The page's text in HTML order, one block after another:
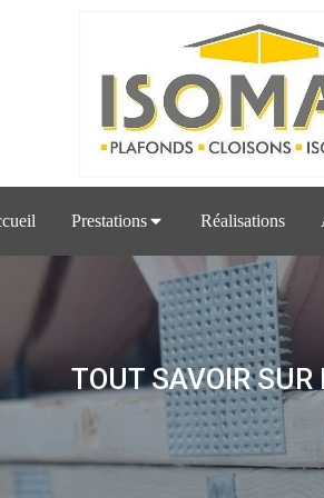
Prestations Réalisations
TOUT SAVOIR SUR